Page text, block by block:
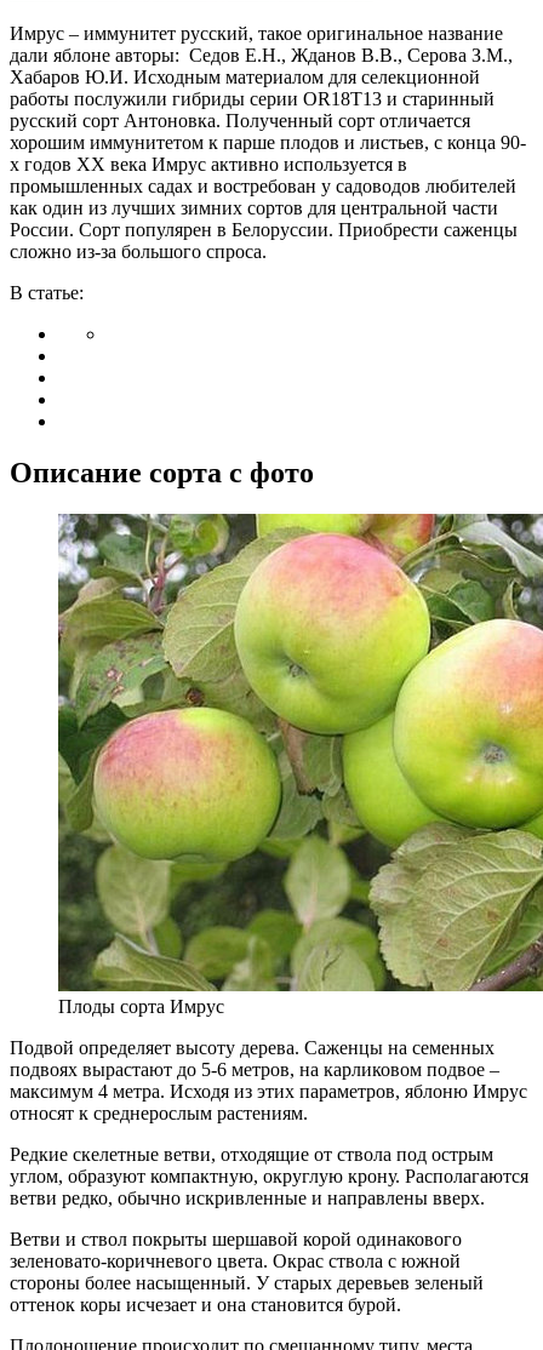
Имрус – иммунитет русский, такое оригинальное название
дали яблоне авторы: Седов Е.Н., Жданов В.В., Серова З.М.,
Хабаров Ю.И. Исходным материалом для селекционной
работы послужили гибриды серии OR18T13 и старинный
русский сорт Антоновка. Полученный сорт отличается
хорошим иммунитетом к парше плодов и листьев, с конца 90-
х годов XX века Имрус активно используется в
промышленных садах и востребован у садоводов любителей
как один из лучших зимних сортов для центральной части
России. Сорт популярен в Белоруссии. Приобрести саженцы
сложно из-за большого спроса.
В статье:
Описание сорта с фото
Плоды сорта Имрус
Подвой определяет высоту дерева. Саженцы на семенных
подвоях вырастают до 5-6 метров, на карликовом подвое –
максимум 4 метра. Исходя из этих параметров, яблоню Имрус
относят к среднерослым растениям.
Редкие скелетные ветви, отходящие от ствола под острым
углом, образуют компактную, округлую крону. Располагаются
ветви редко, обычно искривленные и направлены вверх.
Ветви и ствол покрыты шершавой корой одинакового
зеленовато-коричневого цвета. Окрас ствола с южной
стороны более насыщенный. У старых деревьев зеленый
оттенок коры исчезает и она становится бурой.
Плодоношение происходит по смешанному типу, места